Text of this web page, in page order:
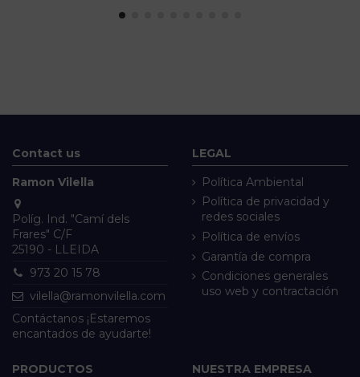
Contact us
Ramon Vilella
Políg. Ind. "Camí dels
Frares" C/F
25190 - LLEIDA
973 20 15 78
vilella@ramonvilella.com
Contáctanos ¡Estaremos
encantados de ayudarte!
LEGAL
Política Ambiental
Política de privacidad y
redes sociales
Política de envíos
Garantía de compra
Condiciones generales
uso web y contractación
PRODUCTOS NUESTRA EMPRESA